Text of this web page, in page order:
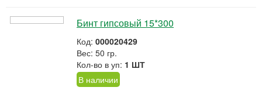
Бинт гипсовый 15*300
Код: 000020429
Вес: 50 гр.
Кол-во в уп: 1 ШТ
В наличии